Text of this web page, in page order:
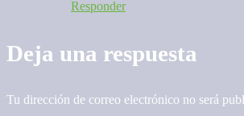
Responder
Deja una respuesta
Tu dirección de correo electrónico no será